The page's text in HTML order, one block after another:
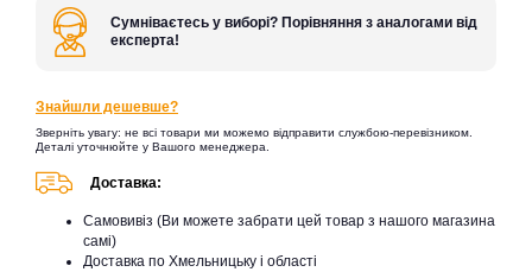
Сумніваєтесь у виборі? Порівняння з аналогами від
експерта!
Знайшли дешевше?
Зверніть увагу: не всі товари ми можемо відправити службою-перевізником.
Деталі уточнюйте у Вашого менеджера.
Доставка:
Самовивіз (Ви можете забрати цей товар з нашого магазина
самі)
Доставка по Хмельницьку і області